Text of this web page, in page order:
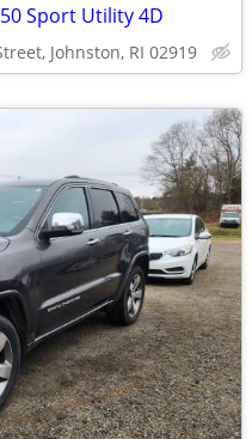
Sport Utility 4D
Johnston, RI 02919